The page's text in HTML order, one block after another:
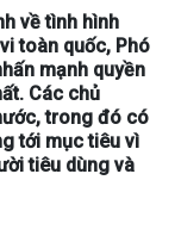
về tình hình
toàn quốc, Phó
mạnh quyền
Các chủ
trong đó có
tới mục tiêu vì
tiêu dùng và